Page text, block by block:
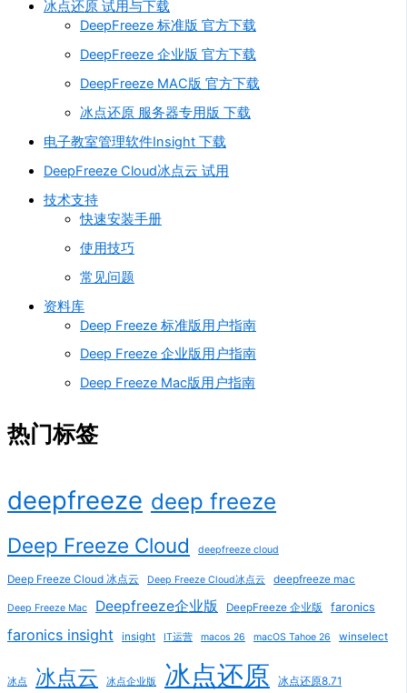
冰点还原 试用与下载
DeepFreeze 标准版 官方下载
DeepFreeze 企业版 官方下载
DeepFreeze MAC版 官方下载
冰点还原 服务器专用版 下载
电子教室管理软件Insight 下载
DeepFreeze Cloud冰点云 试用
技术支持
快速安装手册
使用技巧
常见问题
资料库
Deep Freeze 标准版用户指南
Deep Freeze 企业版用户指南
Deep Freeze Mac版用户指南
热门标签
deepfreeze deep freeze
Deep Freeze Cloud deepfreeze cloud
Deep Freeze Cloud 冰点云 Deep Freeze Cloud冰点云 deepfreeze mac
Deep Freeze Mac Deepfreeze企业版 DeepFreeze 企业版 faronics
faronics insight insight IT运营 macos 26 macOS Tahoe 26 winselect
冰点 冰点云 冰点企业版 冰点还原 冰点还原8.71